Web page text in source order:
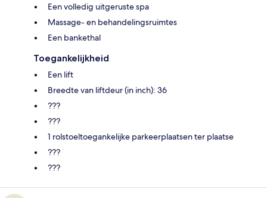
Een volledig uitgeruste spa
Massage- en behandelingsruimtes
Een bankethal
Toegankelijkheid
Een lift
Breedte van liftdeur (in inch): 36
???
???
1 rolstoeltoegankelijke parkeerplaatsen ter plaatse
???
???